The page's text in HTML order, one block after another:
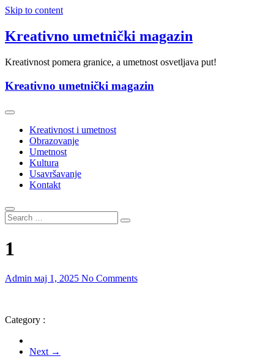
Skip to content
Kreativno umetnički magazin
Kreativnost pomera granice, a umetnost osvetljava put!
Kreativno umetnički magazin
Kreativnost i umetnost
Obrazovanje
Umetnost
Kultura
Usavršavanje
Kontakt
1
Admin мај 1, 2025 No Comments
Category :
Next →